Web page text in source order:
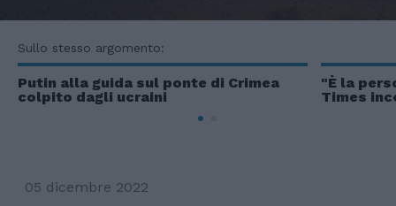
Sullo stesso argomento:
Putin alla guida sul ponte di Crimea
colpito dagli ucraini
"È la
Times
05 dicembre 2022